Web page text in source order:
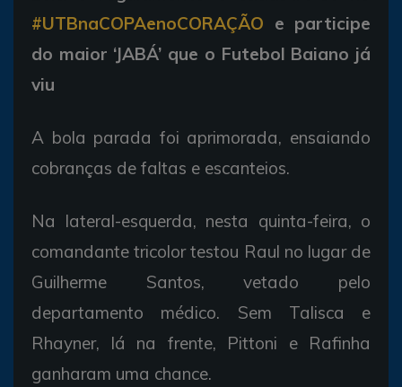
#UTBnaCOPAenoCORAÇÃO e participe
do maior ‘JABÁ’ que o Futebol Baiano já
viu
A bola parada foi aprimorada, ensaiando
cobranças de faltas e escanteios.
Na lateral-esquerda, nesta quinta-feira, o
comandante tricolor testou Raul no lugar de
Guilherme Santos, vetado pelo
departamento médico. Sem Talisca e
Rhayner, lá na frente, Pittoni e Rafinha
ganharam uma chance.